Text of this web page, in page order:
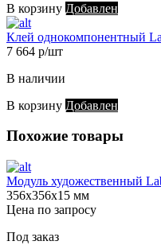
В корзину Добавлен
Клей однокомпонентный
7 664 р/шт
В наличии
В корзину Добавлен
Похожие товары
Модуль художественный
356х356х15 мм
Цена по запросу
Под заказ